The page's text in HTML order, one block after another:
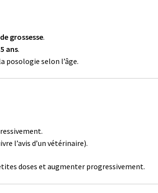
grossesse.
ans.
posologie selon l’âge.
l’avis d’un vétérinaire).
doses et augmenter progressivement.